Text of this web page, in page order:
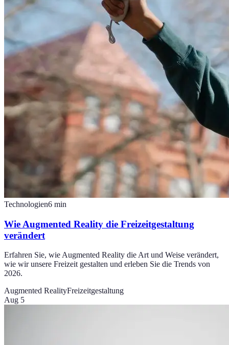
Technologien6 min
Wie Augmented Reality die Freizeitgestaltung
verändert
Erfahren Sie, wie Augmented Reality die Art und Weise verändert,
wie wir unsere Freizeit gestalten und erleben Sie die Trends von
2026.
Augmented RealityFreizeitgestaltung
Aug 5